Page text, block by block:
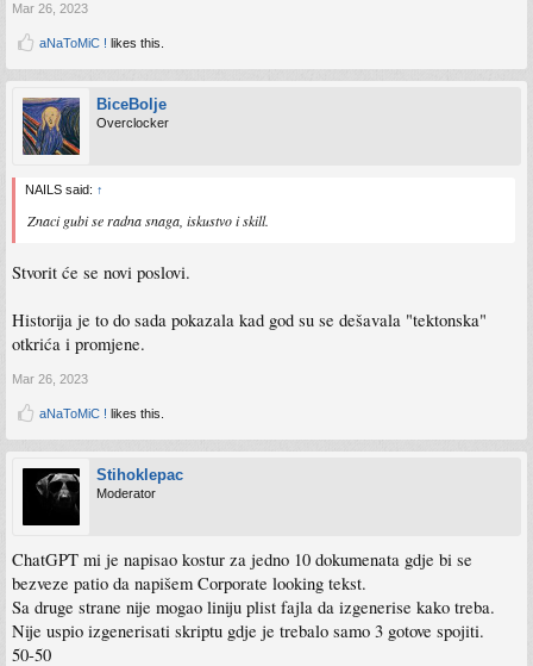
Mar 26, 2023
aNaToMiC ! likes this.
BiceBolje
Overclocker
NAILS said: ↑
Znaci gubi se radna snaga, iskustvo i skill.
Stvorit će se novi poslovi.
Historija je to do sada pokazala kad god su se dešavala "tektonska"
otkrića i promjene.
Mar 26, 2023
aNaToMiC ! likes this.
Stihoklepac
Moderator
ChatGPT mi je napisao kostur za jedno 10 dokumenata gdje bi se
bezveze patio da napišem Corporate looking tekst.
Sa druge strane nije mogao liniju plist fajla da izgenerise kako treba.
Nije uspio izgenerisati skriptu gdje je trebalo samo 3 gotove spojiti.
50-50